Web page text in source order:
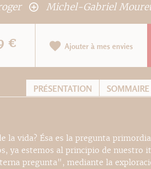
Michel-Gabriel
€ Ajouter à mes envies
PRÉSENTATION SOMMAIRE
la vida? Ésa es la pregunta
ya estemos al principio de nuestro
pregunta", mediante la